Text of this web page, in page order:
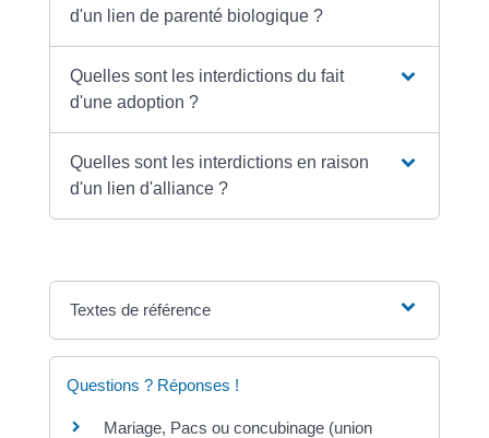
d'un lien de parenté biologique ?
Quelles sont les interdictions du fait
d'une adoption ?
Quelles sont les interdictions en raison
d'un lien d'alliance ?
Textes de référence
Questions ? Réponses !
Mariage, Pacs ou concubinage (union